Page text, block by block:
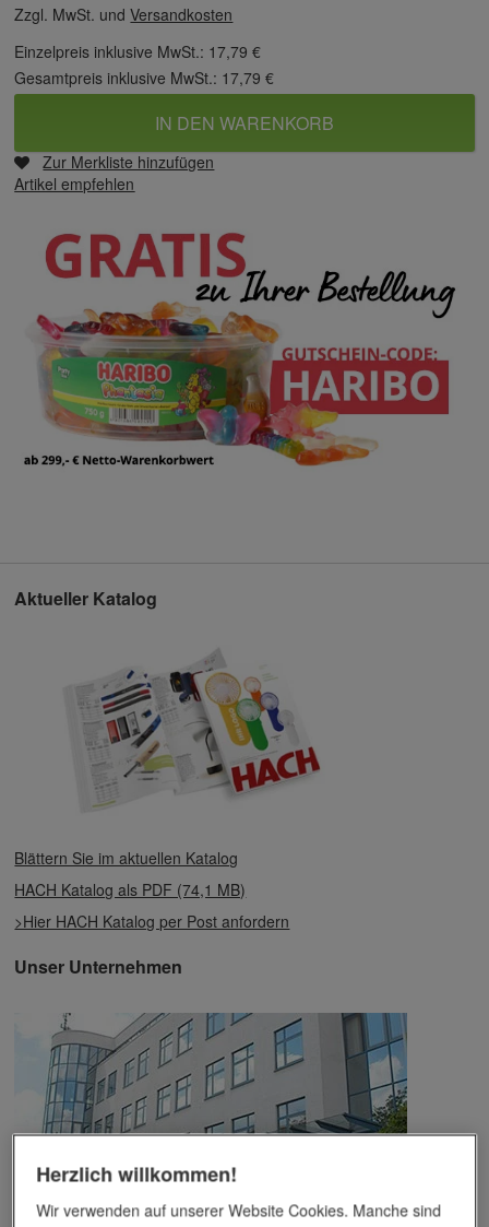
Zzgl. MwSt. undVersandkosten
Einzelpreis inklusive MwSt.: 17,79 €
Gesamtpreis inklusive MwSt.: 17,79 €
IN DEN WARENKORB
Zur Merkliste hinzufügen
Artikel empfehlen
Aktueller Katalog
Blättern Sie im aktuellen Katalog
HACH Katalog als PDF (74,1 MB)
>Hier HACH Katalog per Post anfordern
Unser Unternehmen
Herzlich willkommen!
Wir verwenden auf unserer Website Cookies. Manche sind